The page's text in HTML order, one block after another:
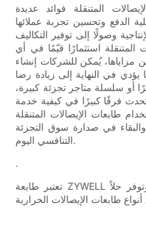
المتنقلة فوائد عديدة
الدفع وتحسين تجربة عملائها
وصولًا إلى توفير التكاليف
المتنقلة استثمارًا قيّمًا في أي
مزاياها، يُمكن للشركات إنشاء
يؤدي في النهاية إلى زيادة رضا
أو سلسلة متاجر تجزئة كبيرة،
فرقًا كبيرًا في كيفية خدمة
طابعات الإيصالات المتنقلة
في صدارة سوق التجزئة
التنافسي اليوم.
.
تعتبر طابعة ZYWELL شركة مصنعة لطابعات نقاط البيع، وتوفر حلاً